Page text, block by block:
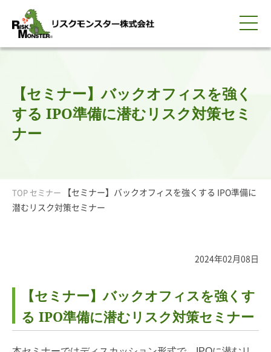
0120-259-440
資料請求
簡体中文
ENGLISH
【セミナー】バックオフィスを強く
する IPO準備に潜むリスク対策セミ
ナー
TOP セミナー
【セミナー】バックオフィスを強くする IPO準備に
潜むリスク対策セミナー
2024年02月08日
【セミナー】バックオフィスを強くす
る IPO準備に潜むリスク対策セミナー